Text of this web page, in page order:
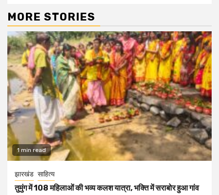
MORE STORIES
1 min read
झारखंड साहित्य
तुमुंग में 108 महिलाओं की भव्य कलश यात्रा, भक्ति में सराबोर हुआ गांव